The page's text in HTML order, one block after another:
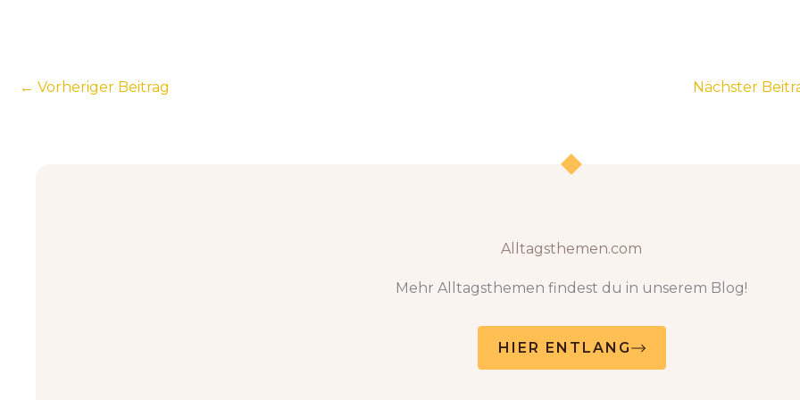
← Vorheriger Beitrag Nächster
Alltagsthemen.com
Mehr Alltagsthemen findest du in unserem Blog!
HIER ENTLANG